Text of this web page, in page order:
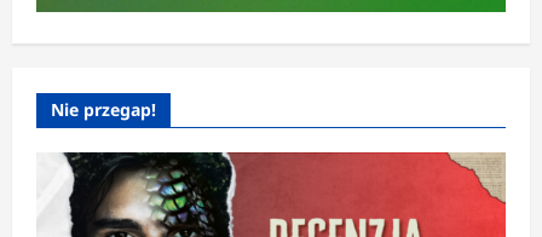
Nie przegap!